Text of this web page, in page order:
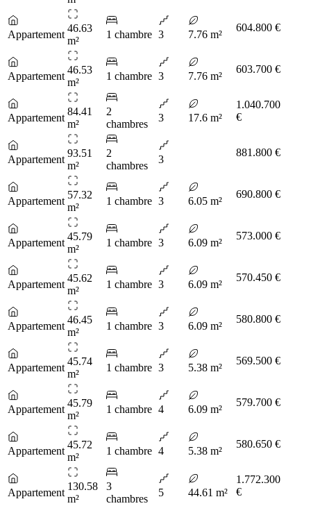
Appartement
46.63
m²
1 chambre 3 7.76 m²
604.800 €
Appartement
46.53
m²
1 chambre 3 7.76 m²
603.700 €
Appartement
84.41
m²
2
chambres
3 17.6 m²
1.040.700
€
Appartement
93.51
m²
2
chambres
3
881.800 €
Appartement
57.32
m²
1 chambre 3 6.05 m²
690.800 €
Appartement
45.79
m²
1 chambre 3 6.09 m²
573.000 €
Appartement
45.62
m²
1 chambre 3 6.09 m²
570.450 €
Appartement
46.45
m²
1 chambre 3 6.09 m²
580.800 €
Appartement
45.74
m²
1 chambre 3 5.38 m²
569.500 €
Appartement
45.79
m²
1 chambre 4 6.09 m²
579.700 €
Appartement
45.72
m²
1 chambre 4 5.38 m²
580.650 €
Appartement
130.58
m²
3
chambres
5 44.61 m²
1.772.300
€